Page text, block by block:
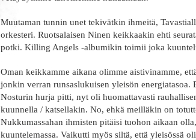
Muutaman tunnin unet tekivätkin ihmeitä,
orkesteri. Ruotsalaisen Ninen keikkaakin ehti
potki. Killing Angels -albumikin toimii joka
Oman keikkamme aikana olimme aistivinamme,
jonkin verran runsaslukuisen yleisön
Nosturin hurja pitti, nyt oli huomattavasti
kuunnella / katsellakin. No, ehkä meilläkin on
Nukkumassahan ihmisten pitäisi tuohon aikaan
kuuntelemassa. Vaikutti myös siltä, että yleisössä